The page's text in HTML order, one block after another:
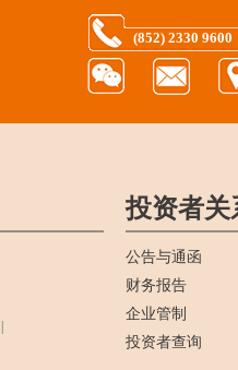
(852) 2330 9600
投资者关
公告与通函
财务报告
企业管制
投资者查询